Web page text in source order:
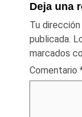
Deja una
Tu
publicada.
marcados
Comentario